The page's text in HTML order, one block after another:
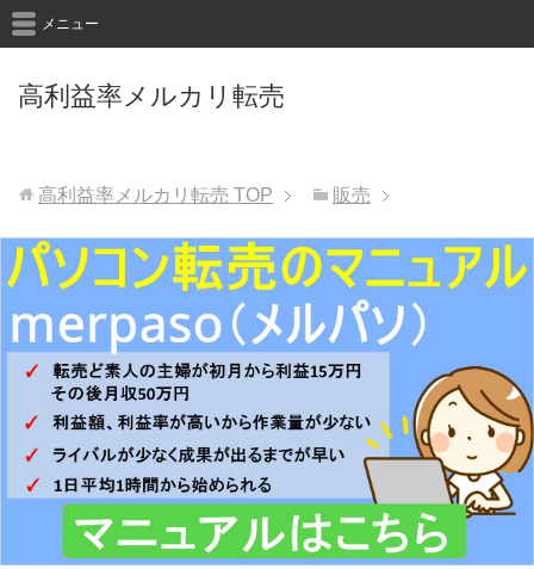
高利益率メルカリ転売
メニュー
高利益率メルカリ転売 TOP 販売